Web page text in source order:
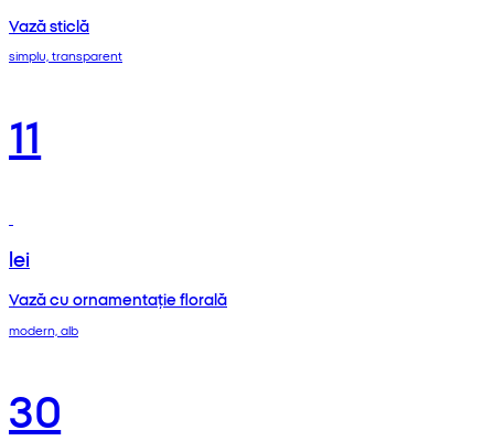
Vază sticlă
simplu, transparent
11
lei
Vază cu ornamentație florală
modern, alb
30